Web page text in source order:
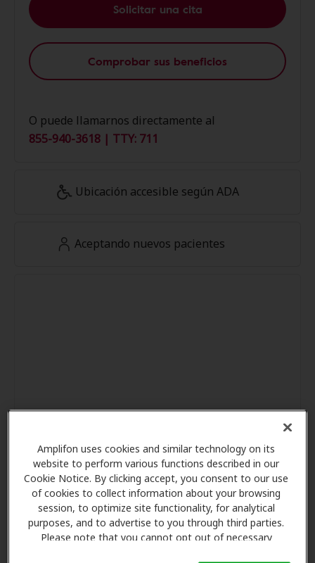
Amplifon uses cookies and similar technology on its
website to perform various functions described in our
Cookie Notice. By clicking accept, you consent to our use
of cookies to collect information about your browsing
session, to optimize site functionality, for analytical
purposes, and to advertise to you through third parties.
Please note that you cannot opt out of necessary
Solicitar una cita
Comprobar sus beneficios
O puede llamarnos directamente al
855-940-3618 | TTY: 711
Ubicación accesible según ADA
Aceptando nuevos pacientes